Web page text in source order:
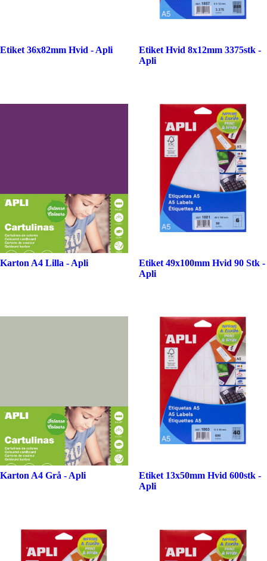
Etiket 36x82mm Hvid - Apli
Etiket Hvid 8x12mm 3375stk -
Apli
Karton A4 Lilla - Apli
Etiket 49x100mm Hvid 90 Stk -
Apli
Karton A4 Grå - Apli
Etiket 13x50mm Hvid 600stk -
Apli